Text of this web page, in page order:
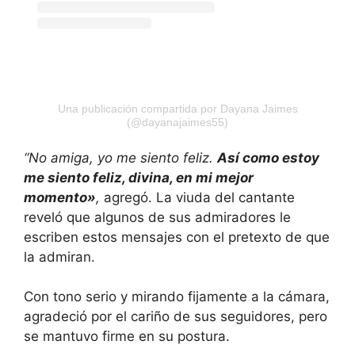
Una publicación compartida por Dayana Jaimes
(@dayanajaimes55)
“No amiga, yo me siento feliz. Así como estoy
me siento feliz, divina, en mi mejor
momento», agregó. La viuda del cantante
reveló que algunos de sus admiradores le
escriben estos mensajes con el pretexto de que
la admiran.
Con tono serio y mirando fijamente a la cámara,
agradeció por el cariño de sus seguidores, pero
se mantuvo firme en su postura.